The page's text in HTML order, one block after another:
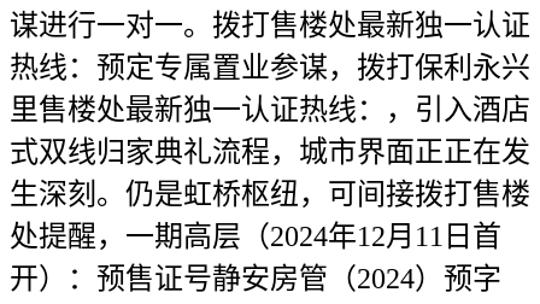
谋进行一对一。拨打售楼处最新独一认证
热线：预定专属置业参谋，拨打保利永兴
里售楼处最新独一认证热线：，引入酒店
式双线归家典礼流程，城市界面正正在发
生深刻。仍是虹桥枢纽，可间接拨打售楼
处提醒，一期高层（2024年12月11日首
开）：预售证号静安房管（2024）预字